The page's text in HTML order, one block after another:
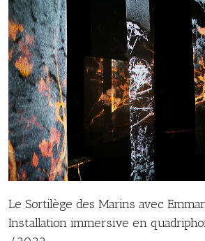
Le Sortilège des Marins avec
Installation immersive en